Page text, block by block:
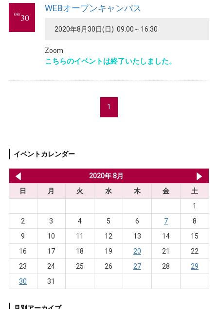
08/30
WEBオープンキャンパス
2020年8月30日(日) 09:00～16:30
Zoom
こちらのイベントは終了いたしました。
1
イベントカレンダー
2020年 8月
日
月 火 水 木 金
土
1
2
3 4 5 6 7
8
9
10 11 12 13 14
15
16
17 18 19 20 21
22
23
24 25 26 27 28
29
30
31